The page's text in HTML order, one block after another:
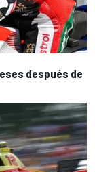
después de